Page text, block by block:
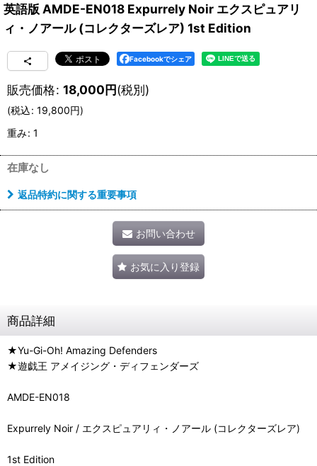
英語版 AMDE-EN018 Expurrely Noir エクスピュアリ
ィ・ノアール (コレクターズレア) 1st Edition
Facebookでシェア
販売価格: 18,000円(税別)
(税込: 19,800円)
重み: 1
在庫なし
返品特約に関する重要事項
お問い合わせ
お気に入り登録
商品詳細
★Yu-Gi-Oh! Amazing Defenders
★遊戯王 アメイジング・ディフェンダーズ
AMDE-EN018
Expurrely Noir / エクスピュアリィ・ノアール (コレクターズレア)
1st Edition